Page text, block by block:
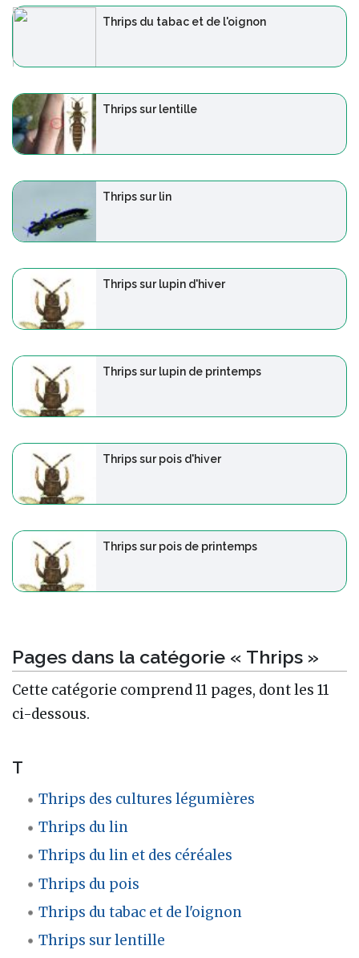
Thrips du tabac et de l'oignon
Thrips sur lentille
Thrips sur lin
Thrips sur lupin d'hiver
Thrips sur lupin de printemps
Thrips sur pois d'hiver
Thrips sur pois de printemps
Pages dans la catégorie « Thrips »
Cette catégorie comprend 11 pages, dont les 11
ci-dessous.
T
Thrips des cultures légumières
Thrips du lin
Thrips du lin et des céréales
Thrips du pois
Thrips du tabac et de l'oignon
Thrips sur lentille